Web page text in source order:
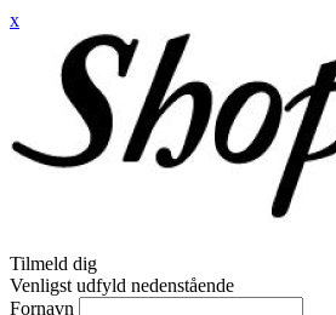
x
Tilmeld dig
Venligst udfyld nedenstående
Fornavn